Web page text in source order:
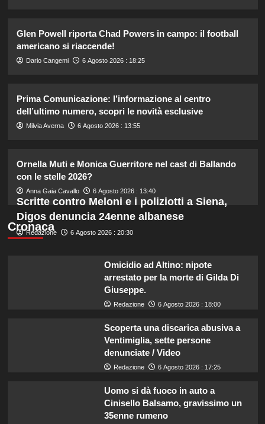
1
Soraya: “Ho tradito” e rompe il
silenzio
2
emozionanti in motoslitta sul
secondo ghiacciaio più grande
3
Sabrina dopo il falò con Giovanni:
Chiara Ferragni: ultime immagini che
catturano il suo stile unico e la sua
Katia Fanelli sostiene Sabrina
Soussi: “È vittima di un ingiusto
attacco mediatico”.
Glen Powell riporta Chad Powers in campo: il football
americano si riaccende!
Dario Cangemi 6 Agosto 2026 : 18:25
Prima Comunicazione: l’informazione al centro
dell’ultimo numero, scopri le novità esclusive
Milvia Averna 6 Agosto 2026 : 13:55
Ornella Muti e Monica Guerritore nel cast di Ballando
con le stelle 2026?
Anna Gaia Cavallo 6 Agosto 2026 : 13:40
Cronaca
Scritte contro Meloni e i poliziotti a Siena,
Digos denuncia 24enne albanese
Redazione 6 Agosto 2026 : 20:30
Omicidio ad Altino: nipote
arrestato per la morte di Gilda Di
Giuseppe.
Redazione 6 Agosto 2026 : 18:00
Scoperta una discarica abusiva a
Ventimiglia, sette persone
denunciate / Video
Redazione 6 Agosto 2026 : 17:25
Uomo si dà fuoco in auto a
Cinisello Balsamo, gravissimo un
35enne rumeno